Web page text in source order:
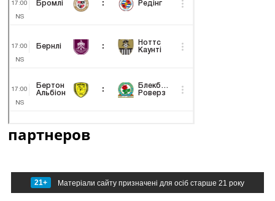
партнеров
21+ Матеріали сайту призначені для осіб старше 21 року